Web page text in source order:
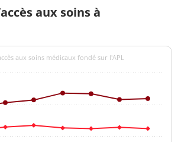
aux soins à
aux soins médicaux fondé sur l'APL